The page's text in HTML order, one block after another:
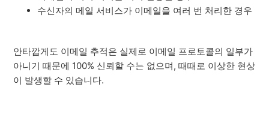
수신자의 메일 서비스가 이메일을 여러 번 처리한 경우
안타깝게도 이메일 추적은 실제로 이메일 프로토콜의 일부가
아니기 때문에 100% 신뢰할 수는 없으며, 때때로 이상한 현상
이 발생할 수 있습니다.